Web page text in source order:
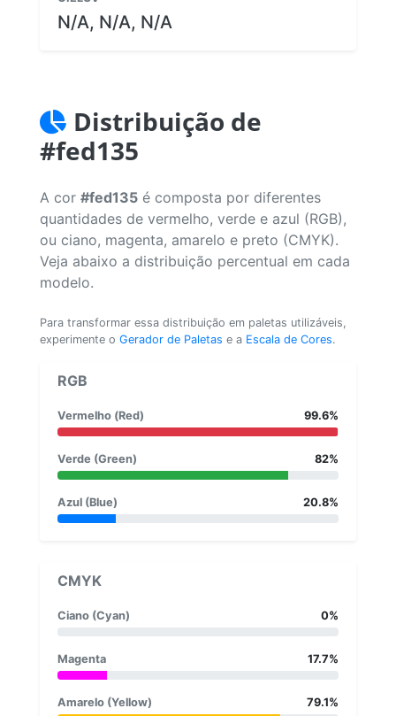
N/A, N/A, N/A
Distribuição de
#fed135
A cor #fed135 é composta por diferentes
quantidades de vermelho, verde e azul (RGB),
ou ciano, magenta, amarelo e preto (CMYK).
Veja abaixo a distribuição percentual em cada
modelo.
Para transformar essa distribuição em paletas utilizáveis,
experimente o Gerador de Paletas e a Escala de Cores.
RGB
Vermelho (Red) 99.6%
Verde (Green) 82%
Azul (Blue) 20.8%
CMYK
Ciano (Cyan) 0%
Magenta 17.7%
Amarelo (Yellow) 79.1%